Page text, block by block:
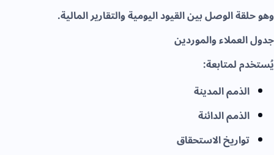
وهو حلقة الوصل بين القيود اليومية والتقارير المالية.
جدول العملاء والموردين
يُستخدم لمتابعة:
الذمم المدينة
الذمم الدائنة
تواريخ الاستحقاق